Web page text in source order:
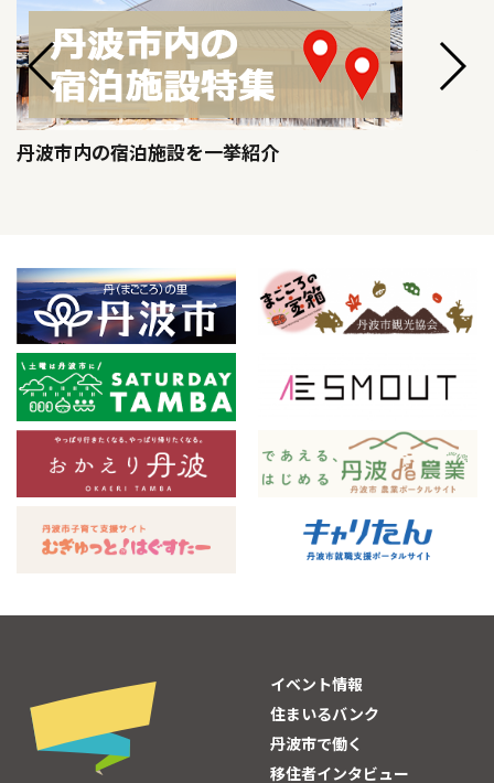
丹波市内の宿泊施設を一挙紹介
イベント情報
住まいるバンク
丹波市で働く
移住者インタビュー